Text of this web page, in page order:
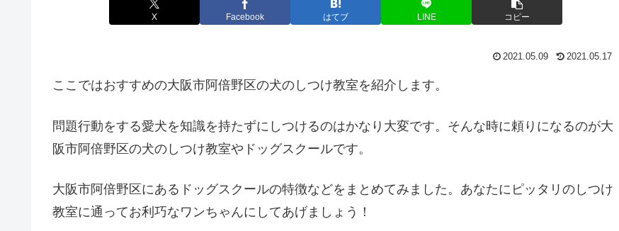
X Facebook はてブ LINE コピー
2021.05.09 2021.05.17
ここではおすすめの大阪市阿倍野区の犬のしつけ教室を紹介します。
問題行動をする愛犬を知識を持たずにしつけるのはかなり大変です。そんな時に頼りになるのが大
阪市阿倍野区の犬のしつけ教室やドッグスクールです。
大阪市阿倍野区にあるドッグスクールの特徴などをまとめてみました。あなたにピッタリのしつけ
教室に通ってお利巧なワンちゃんにしてあげましょう！